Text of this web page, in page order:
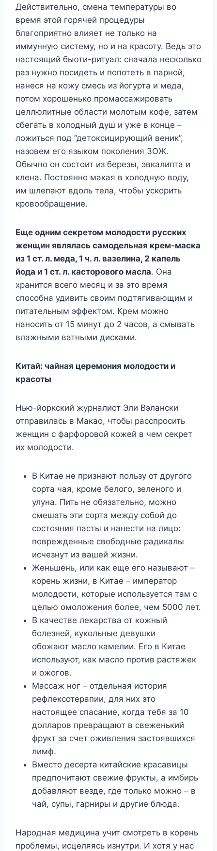
Действительно, смена температуры во
время этой горячей процедуры
благоприятно влияет не только на
иммунную систему, но и на красоту. Ведь это
настоящий бьюти-ритуал: сначала несколько
раз нужно посидеть и попотеть в парной,
нанеся на кожу смесь из йогурта и меда,
потом хорошенько промассажировать
целлюлитные области молотым кофе, затем
сбегать в холодный душ и уже в конце –
ложиться под “детоксицирующий веник”,
назовем его языком поколения ЗОЖ.
Обычно он состоит из березы, эвкалипта и
клена. Постоянно макая в холодную воду,
им шлепают вдоль тела, чтобы ускорить
кровообращение.
Еще одним секретом молодости русских
женщин являлась самодельная крем-маска
из 1 ст. л. меда, 1 ч. л. вазелина, 2 капель
йода и 1 ст. л. касторового масла. Она
хранится всего месяц и за это время
способна удивить своим подтягивающим и
питательным эффектом. Крем можно
наносить от 15 минут до 2 часов, а смывать
влажными ватными дисками.
Китай: чайная церемония молодости и
красоты
Нью-йоркский журналист Эли Вэлански
отправилась в Макао, чтобы расспросить
женщин с фарфоровой кожей в чем секрет
их молодости.
В Китае не признают пользу от другого
сорта чая, кроме белого, зеленого и
улуна. Пить не обязательно, можно
смешать эти сорта между собой до
состояния пасты и нанести на лицо:
поврежденные свободные радикалы
исчезнут из вашей жизни.
Женьшень, или как еще его называют –
корень жизни, в Китае – император
молодости, которые используется там с
целью омоложения более, чем 5000 лет.
В качестве лекарства от кожный
болезней, кукольные девушки
обожают масло камелии. Его в Китае
используют, как масло против растяжек
и ожогов.
Массаж ног – отдельная история
рефлексотерапии, для них это
настоящее спасание, когда тебя за 10
долларов превращают в свеженький
фрукт за счет оживления застоявшихся
лимф.
Вместо десерта китайские красавицы
предпочитают свежие фрукты, а имбирь
добавляют везде, где только можно – в
чай, супы, гарниры и другие блюда.
Народная медицина учит смотреть в корень
проблемы, исцеляясь изнутри. И хотя у нас